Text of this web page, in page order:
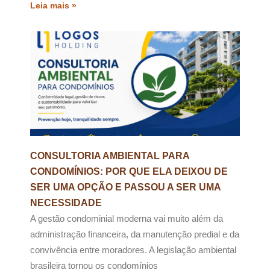
Leia mais »
CONSULTORIA AMBIENTAL PARA
CONDOMÍNIOS: POR QUE ELA DEIXOU DE
SER UMA OPÇÃO E PASSOU A SER UMA
NECESSIDADE
A gestão condominial moderna vai muito além da
administração financeira, da manutenção predial e da
convivência entre moradores. A legislação ambiental
brasileira tornou os condomínios